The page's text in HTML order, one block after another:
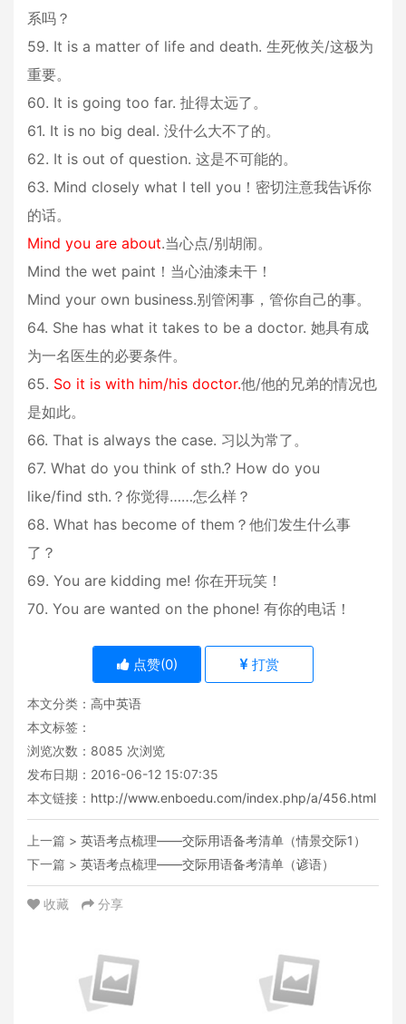
系吗？
59. It is a matter of life and death. 生死攸关/这极为
重要。
60. It is going too far. 扯得太远了。
61. It is no big deal. 没什么大不了的。
62. It is out of question. 这是不可能的。
63. Mind closely what I tell you！密切注意我告诉你
的话。
Mind you are about.当心点/别胡闹。
Mind the wet paint！当心油漆未干！
Mind your own business.别管闲事，管你自己的事。
64. She has what it takes to be a doctor. 她具有成
为一名医生的必要条件。
65. So it is with him/his doctor.他/他的兄弟的情况也
是如此。
66. That is always the case. 习以为常了。
67. What do you think of sth.? How do you
like/find sth.？你觉得……怎么样？
68. What has become of them？他们发生什么事
了？
69. You are kidding me! 你在开玩笑！
70. You are wanted on the phone! 有你的电话！
点赞(0) 打赏
本文分类： 高中英语
本文标签：
浏览次数： 8085 次浏览
发布日期：2016-06-12 15:07:35
本文链接： http://www.enboedu.com/index.php/a/456.html
上一篇 > 英语考点梳理——交际用语备考清单（情景交际1）
下一篇 > 英语考点梳理——交际用语备考清单（谚语）
收藏 分享